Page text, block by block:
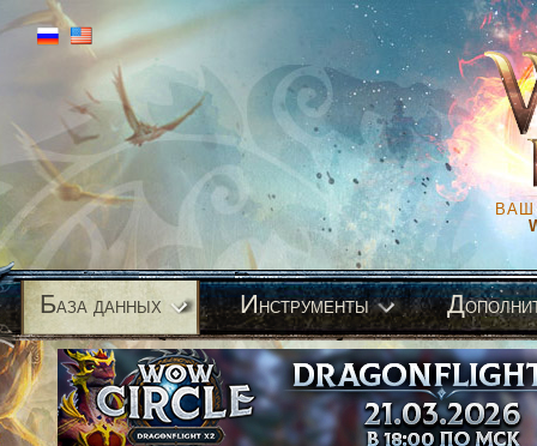
ВАШ
База данных Инструменты Д